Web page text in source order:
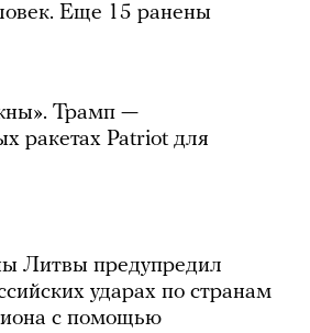
Еще 15 ранены
Трамп —
ракетах Patriot для
Литвы предупредил
ударах по странам
с помощью